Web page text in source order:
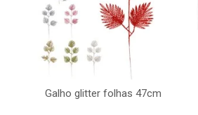
Galho glitter folhas 47cm